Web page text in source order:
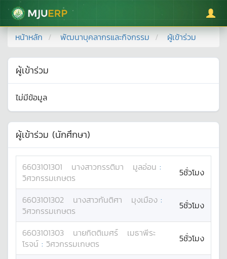
มหาวิทยาลัยแม่โจ้
หน้าหลัก พัฒนาบุคลากรและกิจกรรม ผู้เข้าร่วม
ผู้เข้าร่วม
ไม่มีข้อมูล
ผู้เข้าร่วม (นักศึกษา)
6603101301 นางสาวกรรติมา มูลอ่อน :
วิศวกรรมเกษตร
5ชั่วโมง
6603101302 นางสาวกันติศา มุงเมือง :
วิศวกรรมเกษตร
5ชั่วโมง
6603101303 นายกิตติเมศร์
เมธาพีระ
โรจน์ : วิศวกรรมเกษตร 5ชั่วโมง